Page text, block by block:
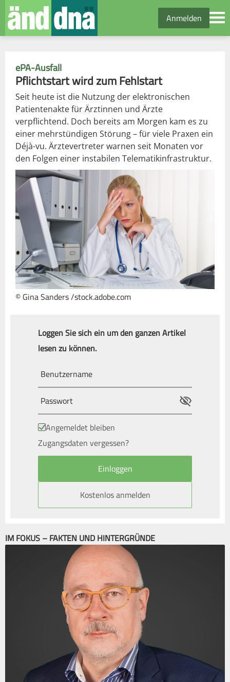
Anmelden
ePA-Ausfall
Pflichtstart wird zum Fehlstart
Seit heute ist die Nutzung der elektronischen
Patientenakte für Ärztinnen und Ärzte
verpflichtend. Doch bereits am Morgen kam es zu
einer mehrstündigen Störung – für viele Praxen ein
Déjà-vu. Ärztevertreter warnen seit Monaten vor
den Folgen einer instabilen Telematikinfrastruktur.
© Gina Sanders /stock.adobe.com
Loggen Sie sich ein um den ganzen Artikel
lesen zu können.
Angemeldet bleiben
Zugangsdaten vergessen?
Kostenlos anmelden
IM FOKUS – FAKTEN UND HINTERGRÜNDE